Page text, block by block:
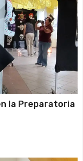
la Preparatoria